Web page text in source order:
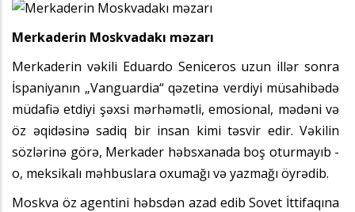
Merkaderin Moskvadakı məzarı
Merkaderin vəkili Eduardo Seniceros uzun illər sonra
İspaniyanın „Vanguardia“ qəzetinə verdiyi müsahibədə
müdafiə etdiyi şəxsi mərhəmətli, emosional, mədəni və
öz əqidəsinə sadiq bir insan kimi təsvir edir. Vəkilin
sözlərinə görə, Merkader həbsxanada boş oturmayıb -
o, meksikalı məhbuslara oxumağı və yazmağı öyrədib.
Moskva öz agentini həbsdən azad edib Sovet İttifaqına